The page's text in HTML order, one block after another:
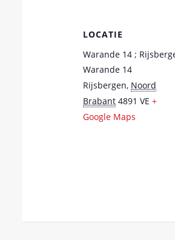
LOCATIE
Warande 14 ;
Warande 14
Rijsbergen, Noord
Brabant 4891 VE +
Google Maps